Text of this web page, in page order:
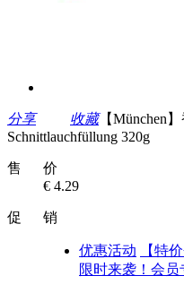
分享 收藏【München
Schnittlauchfüllung 320g
售 价
€ 4.29
促 销
优惠活动
【特
限时来袭！会员